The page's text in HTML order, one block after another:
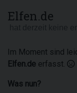
Elfen.de
Im Moment sind
Elfen.de erfasst.
Was nun?